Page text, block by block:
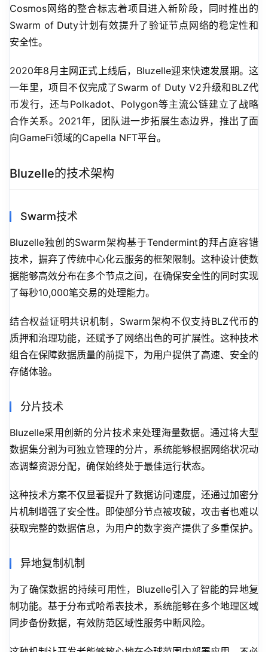
Cosmos网络的整合标志着项目进入新阶段，同时推出的
Swarm of Duty计划有效提升了验证节点网络的稳定性和
安全性。
2020年8月主网正式上线后，Bluzelle迎来快速发展期。这
一年里，项目不仅完成了Swarm of Duty V2升级和BLZ代
币发行，还与Polkadot、Polygon等主流公链建立了战略
合作关系。2021年，团队进一步拓展生态边界，推出了面
向GameFi领域的Capella NFT平台。
Bluzelle的技术架构
Swarm技术
Bluzelle独创的Swarm架构基于Tendermint的拜占庭容错
技术，摒弃了传统中心化云服务的框架限制。这种设计使数
据能够高效分布在多个节点之间，在确保安全性的同时实现
了每秒10,000笔交易的处理能力。
结合权益证明共识机制，Swarm架构不仅支持BLZ代币的
质押和治理功能，还赋予了网络出色的可扩展性。这种技术
组合在保障数据质量的前提下，为用户提供了高速、安全的
存储体验。
分片技术
Bluzelle采用创新的分片技术来处理海量数据。通过将大型
数据集分割为可独立管理的分片，系统能够根据网络状况动
态调整资源分配，确保始终处于最佳运行状态。
这种技术方案不仅显著提升了数据访问速度，还通过加密分
片机制增强了安全性。即使部分节点被攻破，攻击者也难以
获取完整的数据信息，为用户的数字资产提供了多重保护。
异地复制机制
为了确保数据的持续可用性，Bluzelle引入了智能的异地复
制功能。基于分布式哈希表技术，系统能够在多个地理区域
同步备份数据，有效防范区域性服务中断风险。